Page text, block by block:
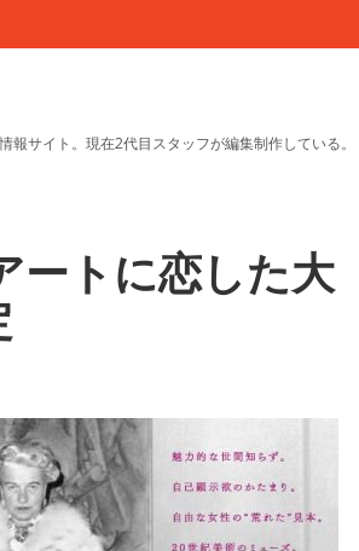
サイト。現在2代目スタッフが編集制作している。
ートに恋した大